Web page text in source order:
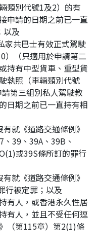
類別代號1及2）的有
申請的日期之前已一直
以及
家共巴士有效正式駕駛
）（只適用於申請第二
持有中型貨車、重型貨
執照（車輛類別代號
第三組別私人駕駛教
日期之前已一直持有相
就《道路交通條例》
、39、39A、39B、
或39S條所訂的罪行
就《道路交通條例》
行被定罪；以及
有人，或香港永久性居
有人，並且不受任何逗
（第115章）第2(1)條